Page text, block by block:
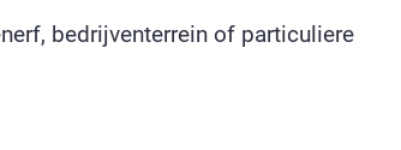
bedrijventerrein of particuliere